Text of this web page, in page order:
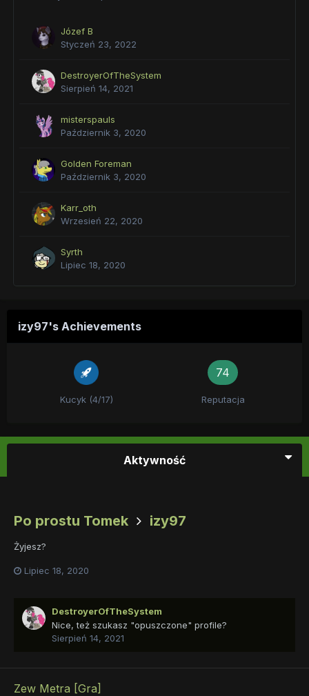
Józef B
Styczeń 23, 2022
DestroyerOfTheSystem
Sierpień 14, 2021
misterspauls
Październik 3, 2020
Golden Foreman
Październik 3, 2020
Karr_oth
Wrzesień 22, 2020
Syrth
Lipiec 18, 2020
izy97's Achievements
Kucyk (4/17)
74
Reputacja
Aktywność
Po prostu Tomek izy97
Żyjesz?
Lipiec 18, 2020
DestroyerOfTheSystem
Nice, też szukasz "opuszczone" profile?
Sierpień 14, 2021
Zew Metra [Gra]